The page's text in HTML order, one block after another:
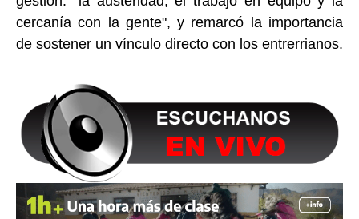
cercanía con la gente", y remarcó la importancia
de sostener un vínculo directo con los entrerrianos.